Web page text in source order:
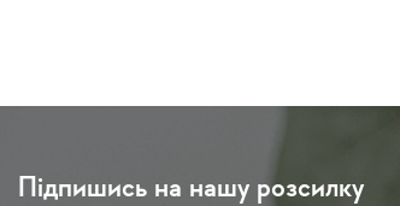
Підпишись на нашу розсилку